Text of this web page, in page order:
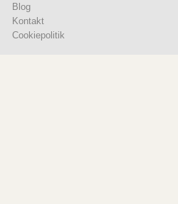
Blog
Kontakt
Cookiepolitik